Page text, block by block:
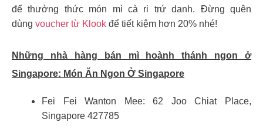
để thưởng thức món mì cà ri trứ danh. Đừng quên
dùng voucher từ Klook để tiết kiệm hơn 20% nhé!
Những nhà hàng bán mì hoành thánh ngon ở
Singapore: Món Ăn Ngon Ở Singapore
Fei Fei Wanton Mee: 62 Joo Chiat Place,
Singapore 427785